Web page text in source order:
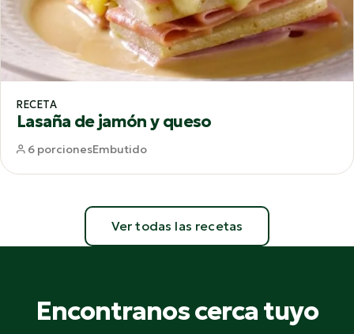
RECETA
Lasaña de jamón y queso
6 porcionesEmbutido
Ver todas las recetas
Encontranos cerca tuyo